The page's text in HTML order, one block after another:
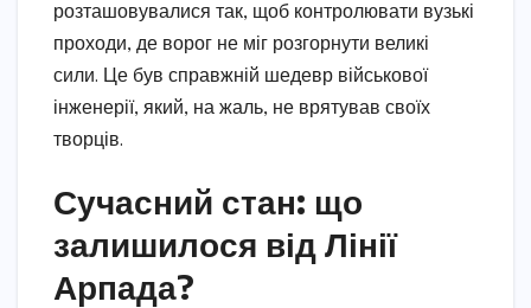
розташовувалися так, щоб контролювати вузькі
проходи, де ворог не міг розгорнути великі
сили. Це був справжній шедевр військової
інженерії, який, на жаль, не врятував своїх
творців.
Сучасний стан: що
залишилося від Лінії
Арпада?